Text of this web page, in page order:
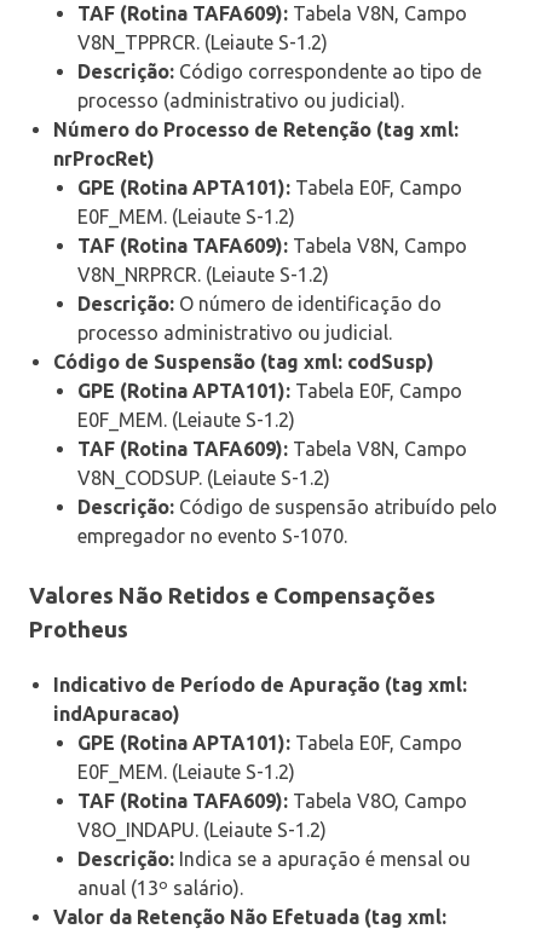
TAF (Rotina TAFA609): Tabela V8N, Campo
V8N_TPPRCR. (Leiaute S-1.2)
Descrição: Código correspondente ao tipo de
processo (administrativo ou judicial).
Número do Processo de Retenção (tag xml:
nrProcRet)
GPE (Rotina APTA101): Tabela E0F, Campo
E0F_MEM. (Leiaute S-1.2)
TAF (Rotina TAFA609): Tabela V8N, Campo
V8N_NRPRCR. (Leiaute S-1.2)
Descrição: O número de identificação do
processo administrativo ou judicial.
Código de Suspensão (tag xml: codSusp)
GPE (Rotina APTA101): Tabela E0F, Campo
E0F_MEM. (Leiaute S-1.2)
TAF (Rotina TAFA609): Tabela V8N, Campo
V8N_CODSUP. (Leiaute S-1.2)
Descrição: Código de suspensão atribuído pelo
empregador no evento S-1070.
Valores Não Retidos e Compensações
Protheus
Indicativo de Período de Apuração (tag xml:
indApuracao)
GPE (Rotina APTA101): Tabela E0F, Campo
E0F_MEM. (Leiaute S-1.2)
TAF (Rotina TAFA609): Tabela V8O, Campo
V8O_INDAPU. (Leiaute S-1.2)
Descrição: Indica se a apuração é mensal ou
anual (13º salário).
Valor da Retenção Não Efetuada (tag xml: